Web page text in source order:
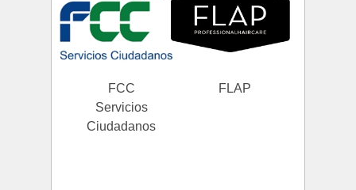
FCC
Servicios
Ciudadanos
FLAP